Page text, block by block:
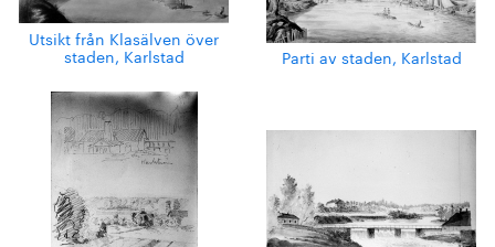
Utsikt från Klasälven över
staden, Karlstad Parti av staden, Karlstad